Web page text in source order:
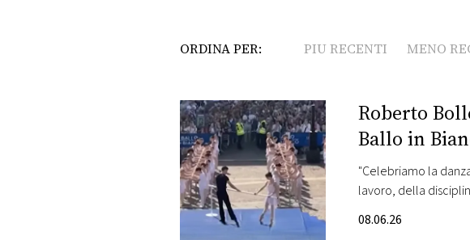
NEWS
FOTO
CONCORSI
ORDINA PER: PIU RECENTI MENO
Roberto
Ballo in
"Celebriamo la
lavoro, della
08.06.26